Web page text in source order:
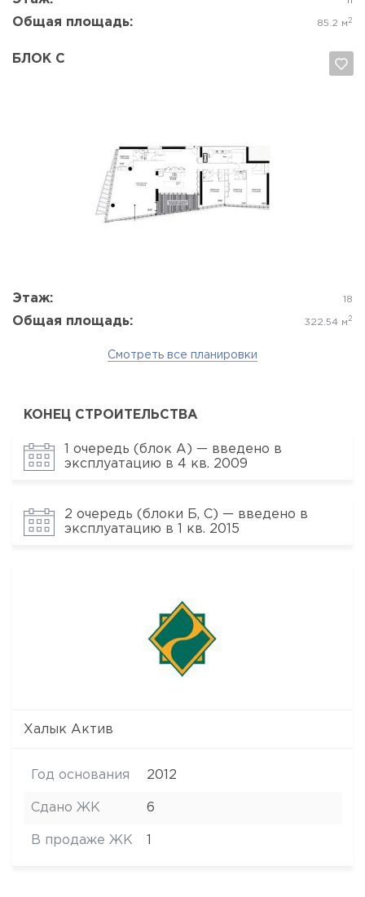
Общая площадь: 85.2 м 2
БЛОК C
Этаж: 18
Общая площадь: 322.54 м 2
Да, удалить
Смотреть все планировки
КОНЕЦ СТРОИТЕЛЬСТВА
1 очередь (блок А) — введено в
эксплуатацию в 4 кв. 2009
2 очередь (блоки Б, С) — введено в
эксплуатацию в 1 кв. 2015
Халык Актив
Год основания 2012
Сдано ЖК 6
В продаже ЖК